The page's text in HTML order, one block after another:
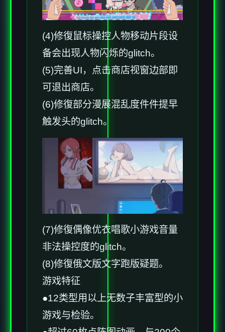
(4)修復鼠标操控人物移动片段设
备会出现人物闪烁的glitch。
(5)完善UI，点击商店视窗边部即
可退出商店。
(6)修復部分漫展混乱度件件提早
触发头的glitch。
(7)修復偶像优衣唱歌小游戏音量
非法操控度的glitch。
(8)修復俄文版文字跑版疑题。
游戏特征
●12类型用以上无数子丰富型的小
游戏与检验。